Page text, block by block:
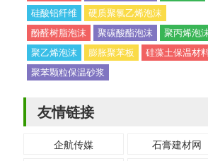
硅酸铝纤维
硬质聚氯乙烯泡沫
酚醛树脂泡沫
聚碳酸酯泡沫
聚丙烯泡
聚乙烯泡沫
膨胀聚苯板
硅藻土保温材
聚苯颗粒保温砂浆
友情链接
企航传媒
石膏建材网